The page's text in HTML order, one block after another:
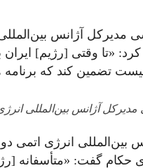
مدیرکل آژانس
کرد: «تا وقتی [رژیم]
تضمین کند که
آژانس بین‌المللی
گفت: «متأسفانه